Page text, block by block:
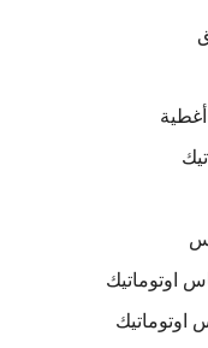
اوتوماتيك